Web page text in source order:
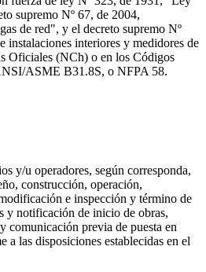
supremo Nº 67, de 2004,
de red", y el decreto supremo Nº
instalaciones interiores y medidores de
Oficiales (NCh) o en los Códigos
ASME B31.8S, o NFPA 58.
y/u operadores, según corresponda,
construcción, operación,
e inspección y término de
y notificación de inicio de obras,
comunicación previa de puesta en
a las disposiciones establecidas en el